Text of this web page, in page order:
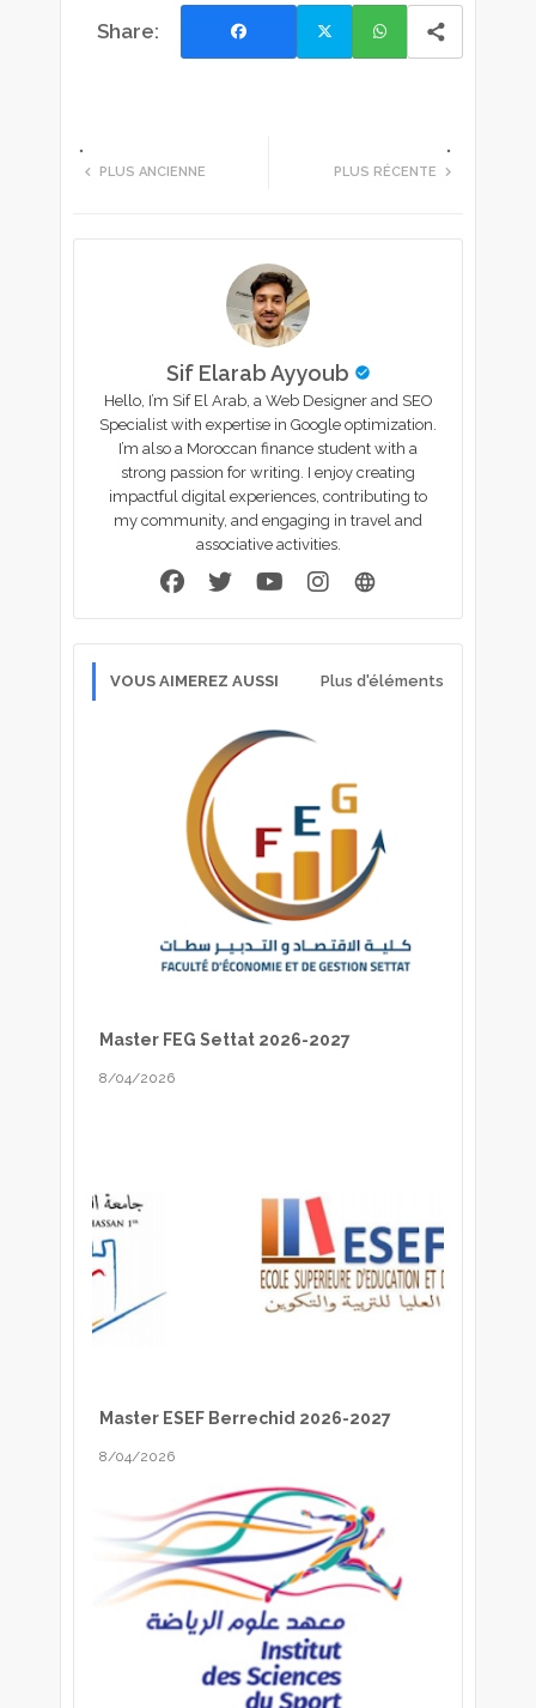
app
PLUS RÉCENTE
PLUS ANCIENNE
Sif Elarab Ayyoub
Hello, I’m Sif El Arab, a Web Designer and SEO
Specialist with expertise in Google optimization.
I’m also a Moroccan finance student with a
strong passion for writing. I enjoy creating
impactful digital experiences, contributing to
my community, and engaging in travel and
associative activities.
VOUS AIMEREZ AUSSI Plus d'éléments
Master FEG Settat 2026-2027
8/04/2026
Master ESEF Berrechid 2026-2027
8/04/2026